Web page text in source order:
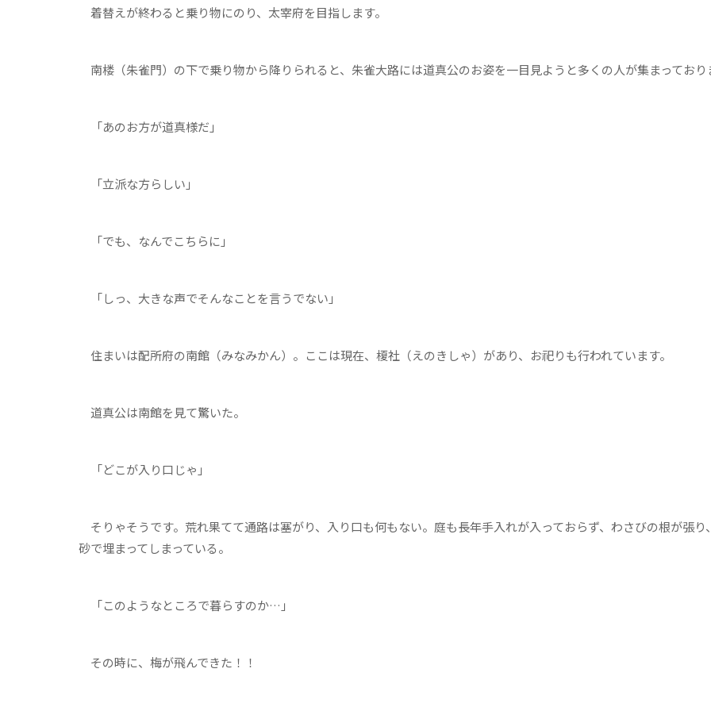
着替えが終わると乗り物にのり、太宰府を目指します。
南楼（朱雀門）の下で乗り物から降りられると、朱雀大路には道真公のお姿を一目見ようと多くの人が集まっており
「あのお方が道真様だ」
「立派な方らしい」
「でも、なんでこちらに」
「しっ、大きな声でそんなことを言うでない」
住まいは配所府の南館（みなみかん）。ここは現在、榎社（えのきしゃ）があり、お祀りも行われています。
道真公は南館を見て驚いた。
「どこが入り口じゃ」
そりゃそうです。荒れ果てて通路は塞がり、入り口も何もない。庭も長年手入れが入っておらず、わさびの根が張り
砂で埋まってしまっている。
「このようなところで暮らすのか…」
その時に、梅が飛んできた！！